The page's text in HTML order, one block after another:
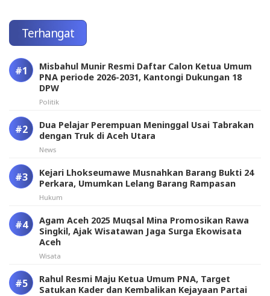
Terhangat
Misbahul Munir Resmi Daftar Calon Ketua Umum
PNA periode 2026-2031, Kantongi Dukungan 18
DPW
Politik
Dua Pelajar Perempuan Meninggal Usai Tabrakan
dengan Truk di Aceh Utara
News
Kejari Lhokseumawe Musnahkan Barang Bukti 24
Perkara, Umumkan Lelang Barang Rampasan
Hukum
Agam Aceh 2025 Muqsal Mina Promosikan Rawa
Singkil, Ajak Wisatawan Jaga Surga Ekowisata
Aceh
Wisata
Rahul Resmi Maju Ketua Umum PNA, Target
Satukan Kader dan Kembalikan Kejayaan Partai